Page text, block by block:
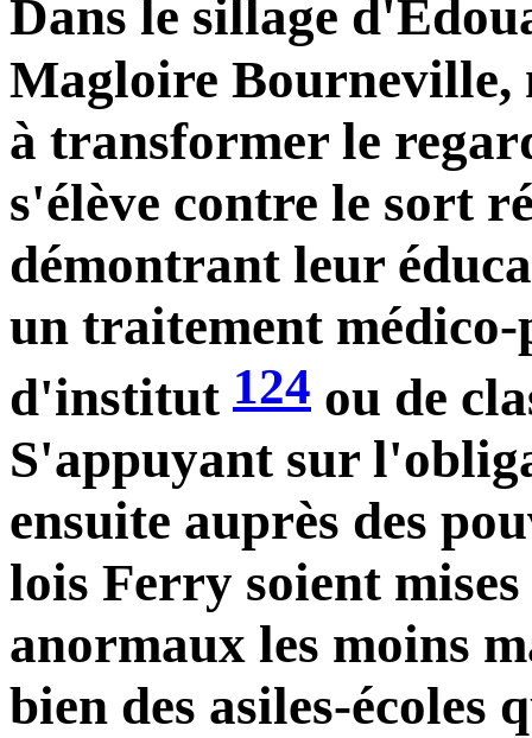
Dans le sillage
Magloire Bourneville,
à transformer le
s'élève contre le sort
démontrant leur
un traitement médico-
d'institut 124 ou de
S'appuyant sur
ensuite auprès des
lois Ferry soient
anormaux les moins
bien des asiles-écoles